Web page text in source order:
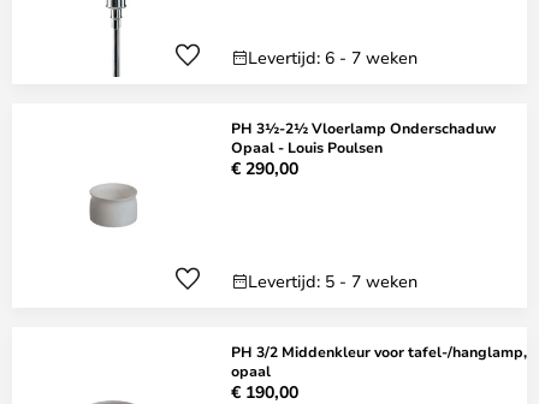
Levertijd: 6 - 7 weken
PH 3½-2½ Vloerlamp Onderschaduw
Opaal - Louis Poulsen
€ 290,00
Levertijd: 5 - 7 weken
PH 3/2 Middenkleur voor tafel-/hanglamp,
opaal
€ 190,00